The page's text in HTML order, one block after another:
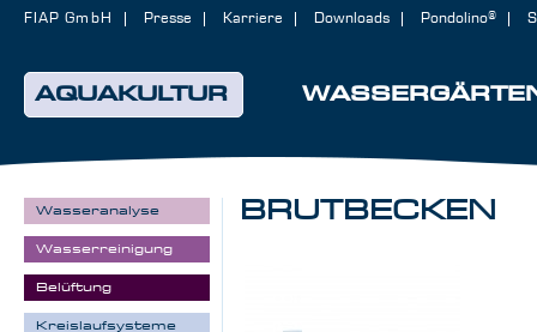
AQUAKULTUR
FIAP GmbH Presse Karriere Downloads Pondolino®
BRUTBECKEN
Wasseranalyse
Wasserreinigung
Belüftung
Kreislaufsysteme